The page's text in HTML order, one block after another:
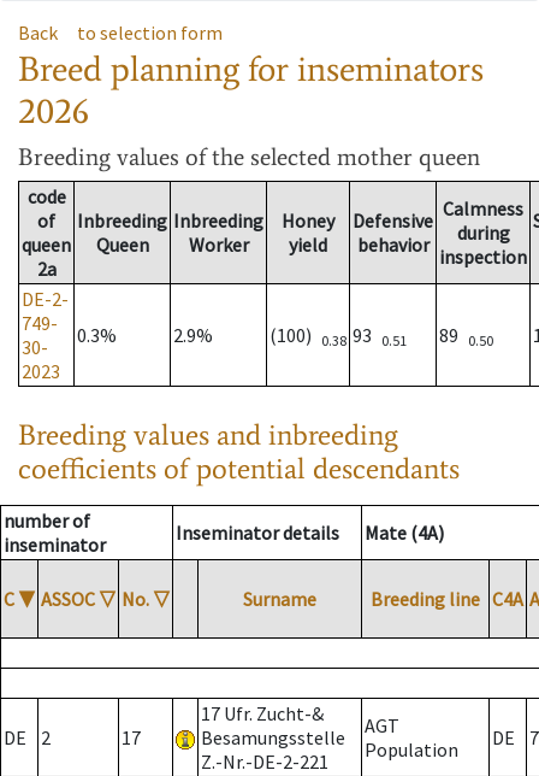
Back to selection form
Breed planning for inseminators
2026
Breeding values of the selected mother queen
code
of
queen
2a
Inbreeding
Queen
Inbreeding
Worker
Honey
yield
Defensive
behavior
Calmness
during
inspection
DE-2-
749-
30-
2023
0.3% 2.9% (100) 0.38 93 0.51 89 0.50
Breeding values and inbreeding
coefficients of potential descendants
number of
inseminator
Inseminator details Mate (4A)
C ▼ ASSOC ▽ No. ▽ Surname Breeding line C4A
DE 2 17
17 Ufr. Zucht-&
Besamungsstelle
Z.-Nr.-DE-2-221
AGT
Population
DE 7